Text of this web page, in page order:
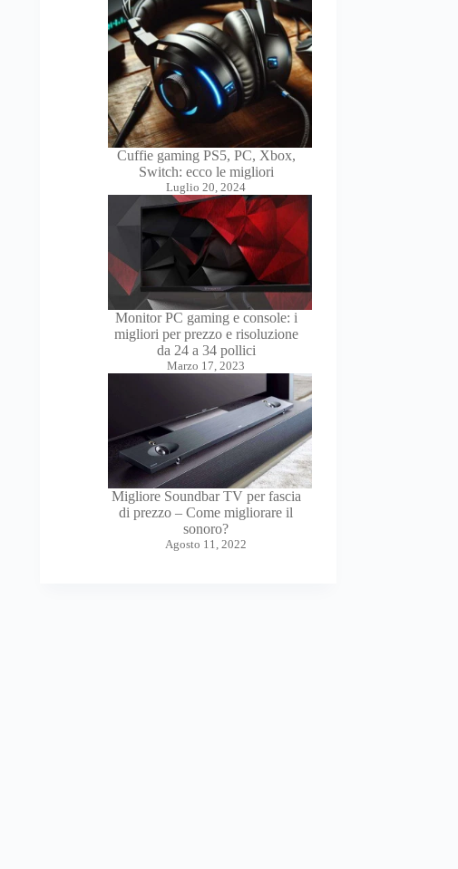
Cuffie gaming PS5, PC, Xbox,
Switch: ecco le migliori
Luglio 20, 2024
Monitor PC gaming e console: i
migliori per prezzo e risoluzione
da 24 a 34 pollici
Marzo 17, 2023
Migliore Soundbar TV per fascia
di prezzo – Come migliorare il
sonoro?
Agosto 11, 2022